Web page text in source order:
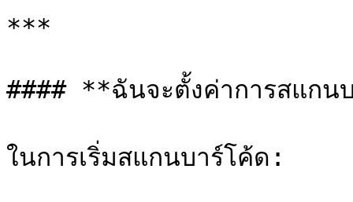
***
#### **ฉันจะตั้งค่าการสแกน
ในการเริ่มสแกนบาร์โค้ด: